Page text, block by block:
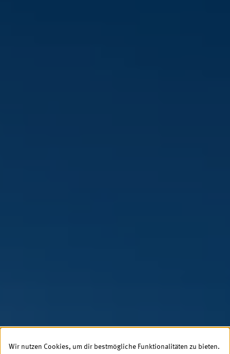
Wir nutzen Cookies, um dir bestmögliche Funktionalitäten zu bieten.